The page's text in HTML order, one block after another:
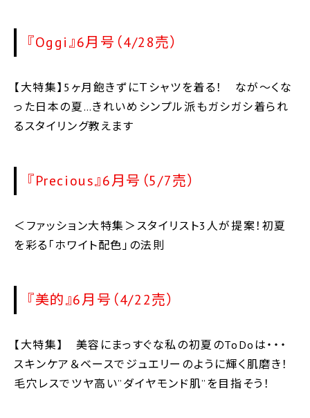
『Oggi』6月号（4/28売）
【大特集】5ヶ月飽きずにＴシャツを着る！ なが～くな
った日本の夏…きれいめシンプル派もガシガシ着られ
るスタイリング教えます
『Precious』6月号（5/7売）
＜ファッション大特集＞スタイリスト3人が提案！初夏
を彩る「ホワイト配色」の法則
『美的』6月号（4/22売）
【大特集】 美容にまっすぐな私の初夏のToDoは・・・
スキンケア＆ベースでジュエリーのように輝く肌磨き！
毛穴レスでツヤ高い”ダイヤモンド肌”を目指そう！